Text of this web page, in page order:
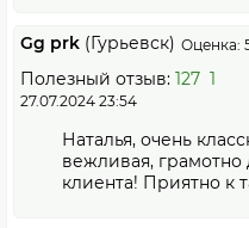
Gg prk (Гурьевск) Оценка:
Полезный отзыв: 127 1
27.07.2024 23:54
Наталья, очень
вежливая,
клиента! Приятно к